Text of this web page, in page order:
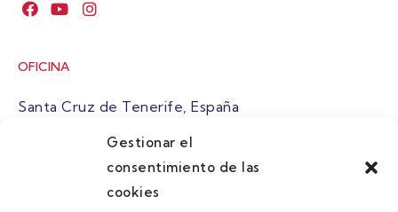
Gestionar el
consentimiento de las
cookies
OFICINA
Santa Cruz de Tenerife, España
atuaire@grupoatuaire.com
+34 638765829